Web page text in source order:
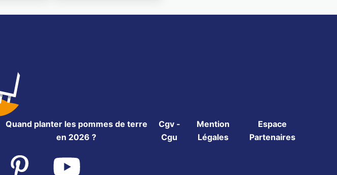
Quand planter les pommes de terre
en 2026 ?
Cgv -
Cgu
Mention
Légales
Espace
Partenaires